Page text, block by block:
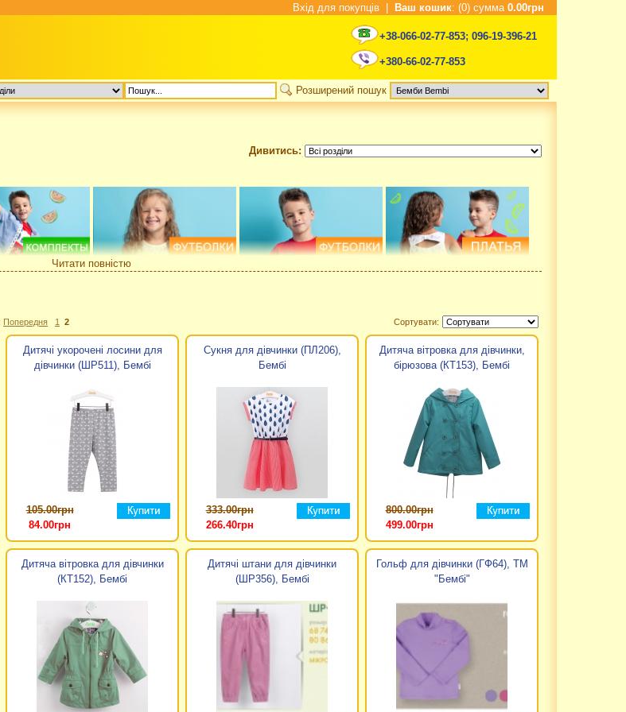
Вхід для покупців Ваш кошик: (0) сумма 0.00грн
+38-066-02-77-853; 096-19-396-21
+380-66-02-77-853
Розширений пошук
Дивитись:
одягу вікової категорії від новонароджених до 7 років. Одяг під брендом Бембі користується величезною
ТМ Бембі задовольнить потреби самих строгих покупців. Від білизняний групи до верхнього одягу: піжами,
і щастя. Батьки ж в свою чергу намагаються оточити миле чадо турботою і ласкою. Матусі вибирають для
кращої якості.
український виробник дитячого одягу. Лінійка одягу для новонароджених Бембі радує різноманітністю
пісочників, рукавиць-нецарапок, пінеток і чепчиків знайдуть свого покупця. Кольори і тканини дитячого
колірній гамі і стилі. Все необхідне дитині з перших днів життя ви легко зможете купити в онлайн
Бембі відповідально підходить до питання пошиття дитячого одягу, для своєї продукції ТМ Бембі
рік, представляючи осінньо-зимові і весняно-літні новинки. Дитячий одяг Бембі Україна неймовірно яскрава
Дизайнери і модельєри з трепетом і любов'ю ставляться до розробки кожного нового напряму одягу для
в життя, працюючи над пошиттям як для своєї дитини, тому кожна нова колекція підкорює серця дітей
Кроха легко купити одяг для малюків, що оптимально підходить на будь-який життєвий випадок. У нас ви
Читати повністю
Попередня 1 2 Сортувати:
Дитячі укорочені лосини для
дівчинки (ШР511), Бембі
105.00грн
84.00грн
Сукня для дівчинки (ПЛ206),
Бембі
333.00грн
266.40грн
Дитяча вітровка для дівчинки,
бірюзова (КТ153), Бембі
800.00грн
499.00грн
Дитяча вітровка для дівчинки
(КТ152), Бембі
Дитячі штани для дівчинки
(ШР356), Бембі
Гольф для дівчинки (ГФ64), ТМ
"Бембі"